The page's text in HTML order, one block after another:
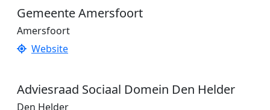
Gemeente Amersfoort
Amersfoort
Website
Adviesraad Sociaal Domein Den Helder
Den Helder